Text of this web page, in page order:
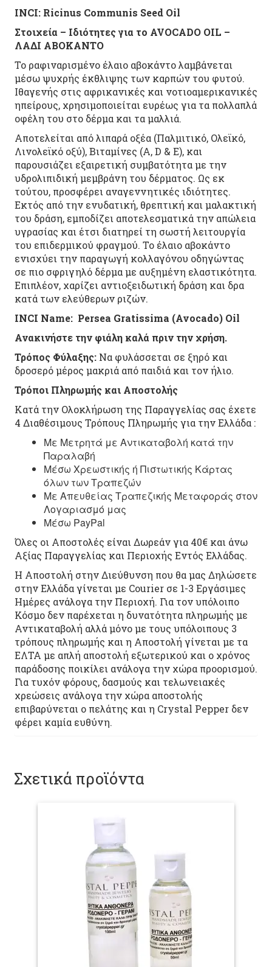
INCI: Ricinus Communis Seed Oil
Στοιχεία – Ιδιότητες για το AVOCADO OIL –
ΛΑΔΙ ΑΒΟΚΑΝΤΟ
Το ραφιναρισμένο έλαιο αβοκάντο λαμβάνεται
μέσω ψυχρής έκθλιψης των καρπών του φυτού.
Ιθαγενής στις αφρικανικές και νοτιοαμερικανικές
ηπείρους, χρησιμοποιείται ευρέως για τα πολλαπλά
οφέλη του στο δέρμα και τα μαλλιά.
Αποτελείται από λιπαρά οξέα (Παλμιτικό, Ολεϊκό,
Λινολεϊκό οξύ), Βιταμίνες (Α, D & E), και
παρουσιάζει εξαιρετική συμβατότητα με την
υδρολιπιδική μεμβράνη του δέρματος. Ως εκ
τούτου, προσφέρει αναγεννητικές ιδιότητες.
Εκτός από την ενυδατική, θρεπτική και μαλακτική
του δράση, εμποδίζει αποτελεσματικά την απώλεια
υγρασίας και έτσι διατηρεί τη σωστή λειτουργία
του επιδερμικού φραγμού. Το έλαιο αβοκάντο
ενισχύει την παραγωγή κολλαγόνου οδηγώντας
σε πιο σφριγηλό δέρμα με αυξημένη ελαστικότητα.
Επιπλέον, χαρίζει αντιοξειδωτική δράση και δρα
κατά των ελεύθερων ριζών.
INCI Name: Persea Gratissima (Avocado) Oil
Ανακινήστε την φιάλη καλά πριν την χρήση.
Τρόπος Φύλαξης: Να φυλάσσεται σε ξηρό και
δροσερό μέρος μακριά από παιδιά και τον ήλιο.
Τρόποι Πληρωμής και Αποστολής
Κατά την Ολοκλήρωση της Παραγγελίας σας έχετε
4 Διαθέσιμους Τρόπους Πληρωμής για την Ελλάδα :
Με Μετρητά με Αντικαταβολή κατά την
Παραλαβή
Μέσω Χρεωστικής ή Πιστωτικής Κάρτας
όλων των Τραπεζών
Με Απευθείας Τραπεζικής Μεταφοράς στον
Λογαριασμό μας
Μέσω PayPal
Όλες οι Αποστολές είναι Δωρεάν για 40€ και άνω
Αξίας Παραγγελίας και Περιοχής Εντός Ελλάδας.
Η Αποστολή στην Διεύθυνση που θα μας Δηλώσετε
στην Ελλάδα γίνεται με Courier σε 1-3 Εργάσιμες
Ημέρες ανάλογα την Περιοχή. Για τον υπόλοιπο
Κόσμο δεν παρέχεται η δυνατότητα πληρωμής με
Αντικαταβολή αλλά μόνο με τους υπόλοιπους 3
τρόπους πληρωμής και η Αποστολή γίνεται με τα
ΕΛΤΑ με απλή αποστολή εξωτερικού και ο χρόνος
παράδοσης ποικίλει ανάλογα την χώρα προορισμού.
Για τυχόν φόρους, δασμούς και τελωνειακές
χρεώσεις ανάλογα την χώρα αποστολής
επιβαρύνεται ο πελάτης και η Crystal Pepper δεν
φέρει καμία ευθύνη.
Σχετικά προϊόντα